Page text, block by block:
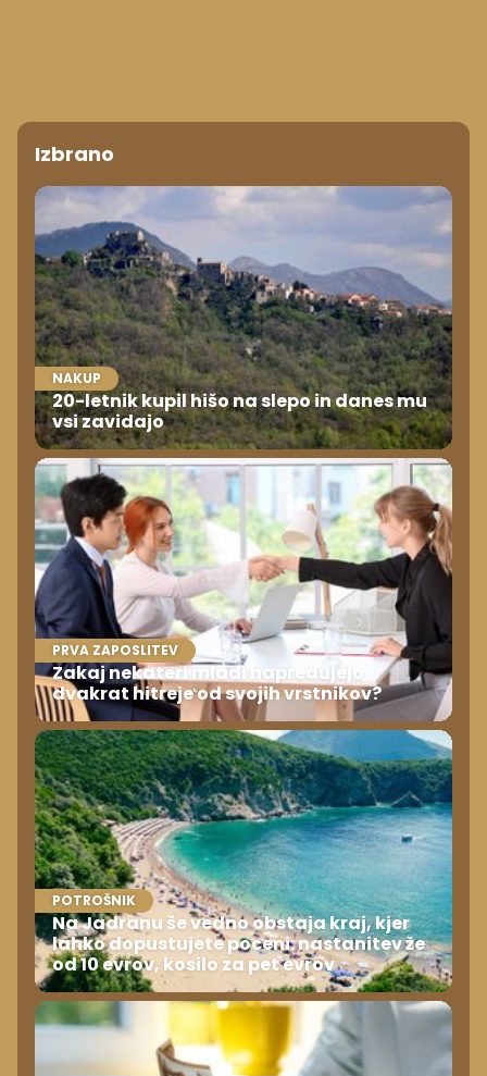
Izbrano
NAKUP
20-letnik kupil hišo na slepo in danes mu
vsi zavidajo
PRVA ZAPOSLITEV
Zakaj nekateri mladi napredujejo
dvakrat hitreje od svojih vrstnikov?
POTROŠNIK
Na Jadranu še vedno obstaja kraj, kjer
lahko dopustujete poceni: nastanitev že
od 10 evrov, kosilo za pet evrov